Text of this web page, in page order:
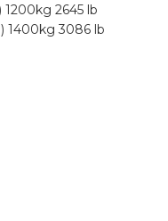
2645 lb
1400kg 3086 lb